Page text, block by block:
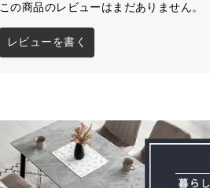
この商品のレビューはまだありません。
レビューを書く